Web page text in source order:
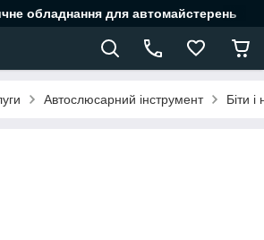
обладнання для автомайстерень
Автослюсарний інструмент Біти